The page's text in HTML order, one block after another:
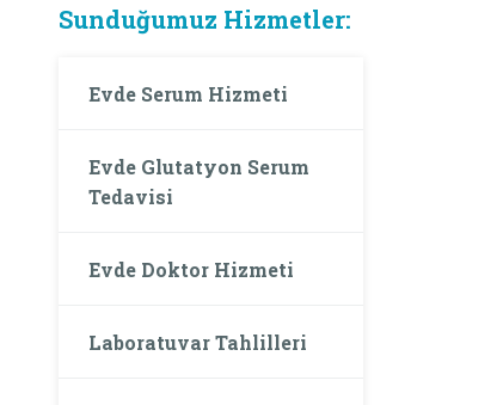
Sunduğumuz Hizmetler:
Evde Serum Hizmeti
Evde Glutatyon Serum
Tedavisi
Evde Doktor Hizmeti
Laboratuvar Tahlilleri